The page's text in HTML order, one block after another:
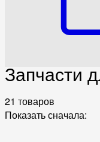
Запчасти
21 товаров
Показать сначала: